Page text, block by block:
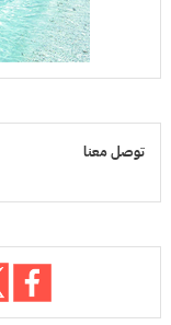
توصل معنا